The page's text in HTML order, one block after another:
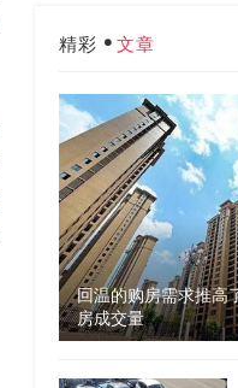
精彩 文章
回温的购房需求推高
房成交量